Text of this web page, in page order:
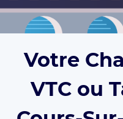
Votre
VTC ou